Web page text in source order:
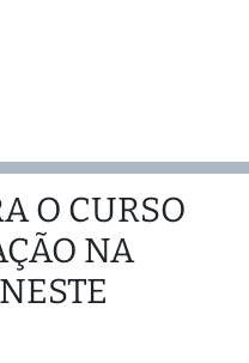
O CURSO
NA